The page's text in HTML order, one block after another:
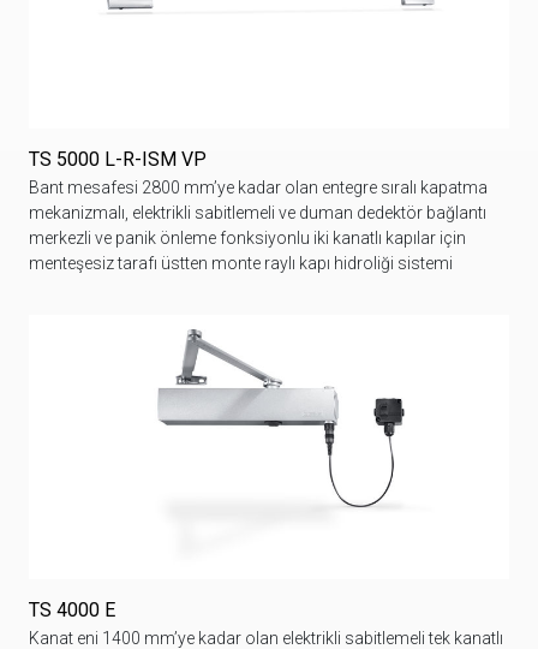
TS 5000 L-R-ISM VP
Bant mesafesi 2800 mm’ye kadar olan entegre sıralı kapatma
mekanizmalı, elektrikli sabitlemeli ve duman dedektör bağlantı
merkezli ve panik önleme fonksiyonlu iki kanatlı kapılar için
menteşesiz tarafı üstten monte raylı kapı hidroliği sistemi
TS 4000 E
Kanat eni 1400 mm’ye kadar olan elektrikli sabitlemeli tek kanatlı